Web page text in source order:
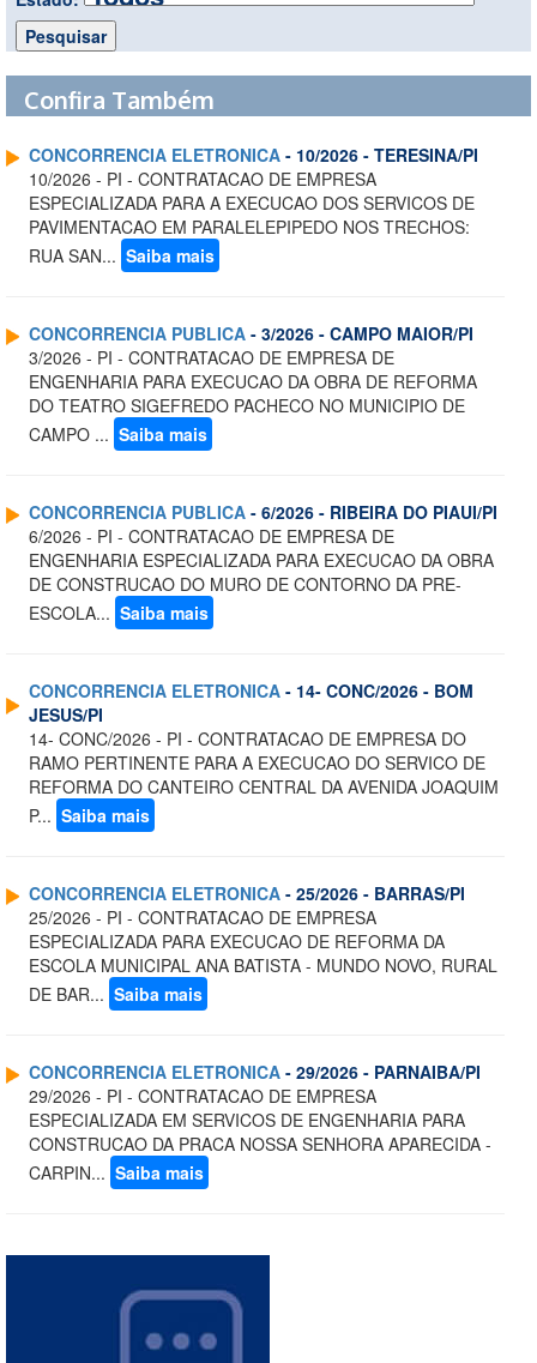
Confira Também
CONCORRENCIA ELETRONICA - 10/2026 - TERESINA/PI
10/2026 - PI - CONTRATACAO DE EMPRESA
ESPECIALIZADA PARA A EXECUCAO DOS SERVICOS DE
PAVIMENTACAO EM PARALELEPIPEDO NOS TRECHOS:
RUA SAN... Saiba mais
CONCORRENCIA PUBLICA - 3/2026 - CAMPO MAIOR/PI
3/2026 - PI - CONTRATACAO DE EMPRESA DE
ENGENHARIA PARA EXECUCAO DA OBRA DE REFORMA
DO TEATRO SIGEFREDO PACHECO NO MUNICIPIO DE
CAMPO ... Saiba mais
CONCORRENCIA PUBLICA - 6/2026 - RIBEIRA DO PIAUI/PI
6/2026 - PI - CONTRATACAO DE EMPRESA DE
ENGENHARIA ESPECIALIZADA PARA EXECUCAO DA OBRA
DE CONSTRUCAO DO MURO DE CONTORNO DA PRE-
ESCOLA... Saiba mais
CONCORRENCIA ELETRONICA - 14- CONC/2026 - BOM
JESUS/PI
14- CONC/2026 - PI - CONTRATACAO DE EMPRESA DO
RAMO PERTINENTE PARA A EXECUCAO DO SERVICO DE
REFORMA DO CANTEIRO CENTRAL DA AVENIDA JOAQUIM
P... Saiba mais
CONCORRENCIA ELETRONICA - 25/2026 - BARRAS/PI
25/2026 - PI - CONTRATACAO DE EMPRESA
ESPECIALIZADA PARA EXECUCAO DE REFORMA DA
ESCOLA MUNICIPAL ANA BATISTA - MUNDO NOVO, RURAL
DE BAR... Saiba mais
CONCORRENCIA ELETRONICA - 29/2026 - PARNAIBA/PI
29/2026 - PI - CONTRATACAO DE EMPRESA
ESPECIALIZADA EM SERVICOS DE ENGENHARIA PARA
CONSTRUCAO DA PRACA NOSSA SENHORA APARECIDA -
CARPIN... Saiba mais